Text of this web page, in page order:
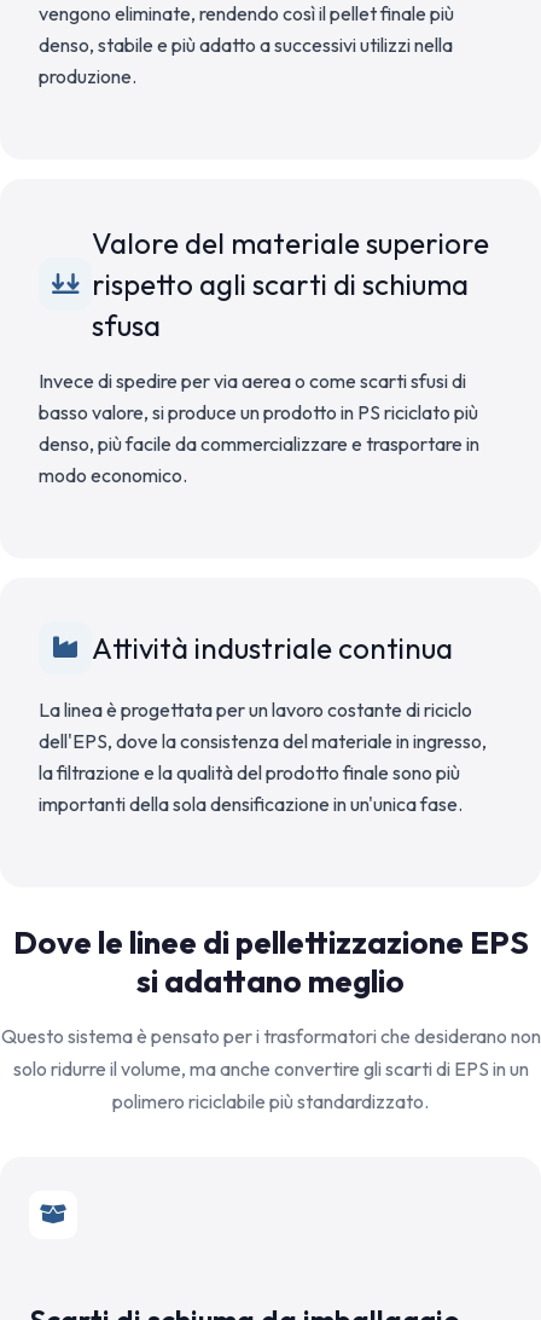
vengono eliminate, rendendo così il pellet finale più
denso, stabile e più adatto a successivi utilizzi nella
produzione.
Valore del materiale superiore
rispetto agli scarti di schiuma
sfusa
Invece di spedire per via aerea o come scarti sfusi di
basso valore, si produce un prodotto in PS riciclato più
denso, più facile da commercializzare e trasportare in
modo economico.
Attività industriale continua
La linea è progettata per un lavoro costante di riciclo
dell'EPS, dove la consistenza del materiale in ingresso,
la filtrazione e la qualità del prodotto finale sono più
importanti della sola densificazione in un'unica fase.
Dove le linee di pellettizzazione EPS
si adattano meglio
Questo sistema è pensato per i trasformatori che desiderano non
solo ridurre il volume, ma anche convertire gli scarti di EPS in un
polimero riciclabile più standardizzato.